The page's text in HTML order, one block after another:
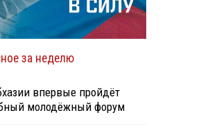
за неделю
впервые пройдёт
молодёжный форум